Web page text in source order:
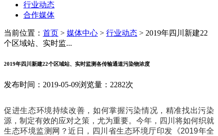
行业动态
合作媒体
当前位置： 首页 > 媒体中心 > 行业动态 > 2019年四川新建22
个区域站、实时监...
2019年四川新建22个区域站、实时监测各传输通道污染物浓度
发布时间：2019-05-09浏览量：2282次
促进生态环境持续改善，如何掌握污染情况，精准找出污染
源，制定有效的应对之策，尤为重要。今年，四川将如何织就
生态环境监测网？近日，四川省生态环境厅印发《2019年全